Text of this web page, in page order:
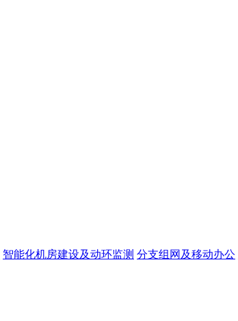
智能化机房建设及动环监测 分支组网及移动办公